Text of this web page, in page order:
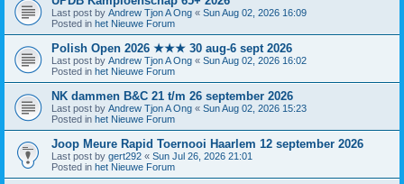
Last post by Andrew Tjon A Ong « Sun Aug 02, 2026 16:09
Posted in het Nieuwe Forum
Polish Open 2026 ★★★ 30 aug-6 sept 2026
Last post by Andrew Tjon A Ong « Sun Aug 02, 2026 16:02
Posted in het Nieuwe Forum
NK dammen B&C 21 t/m 26 september 2026
Last post by Andrew Tjon A Ong « Sun Aug 02, 2026 15:23
Posted in het Nieuwe Forum
Joop Meure Rapid Toernooi Haarlem 12 september 2026
Last post by gert292 « Sun Jul 26, 2026 21:01
Posted in het Nieuwe Forum